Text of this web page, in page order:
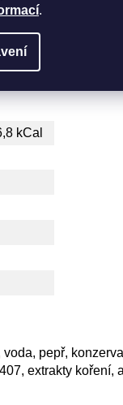
.
kCal
pepř,
extrakty koření,